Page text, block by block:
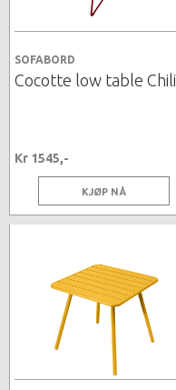
SOFABORD
Cocotte low table Chili
Kr 1545,-
KJØP NÅ